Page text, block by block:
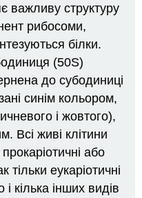
важливу структуру
рибосоми,
білки.
(50S)
до субодиниці
синім кольором,
і жовтого),
Всі живі клітини
або
тільки еукаріотичні
кілька інших видів